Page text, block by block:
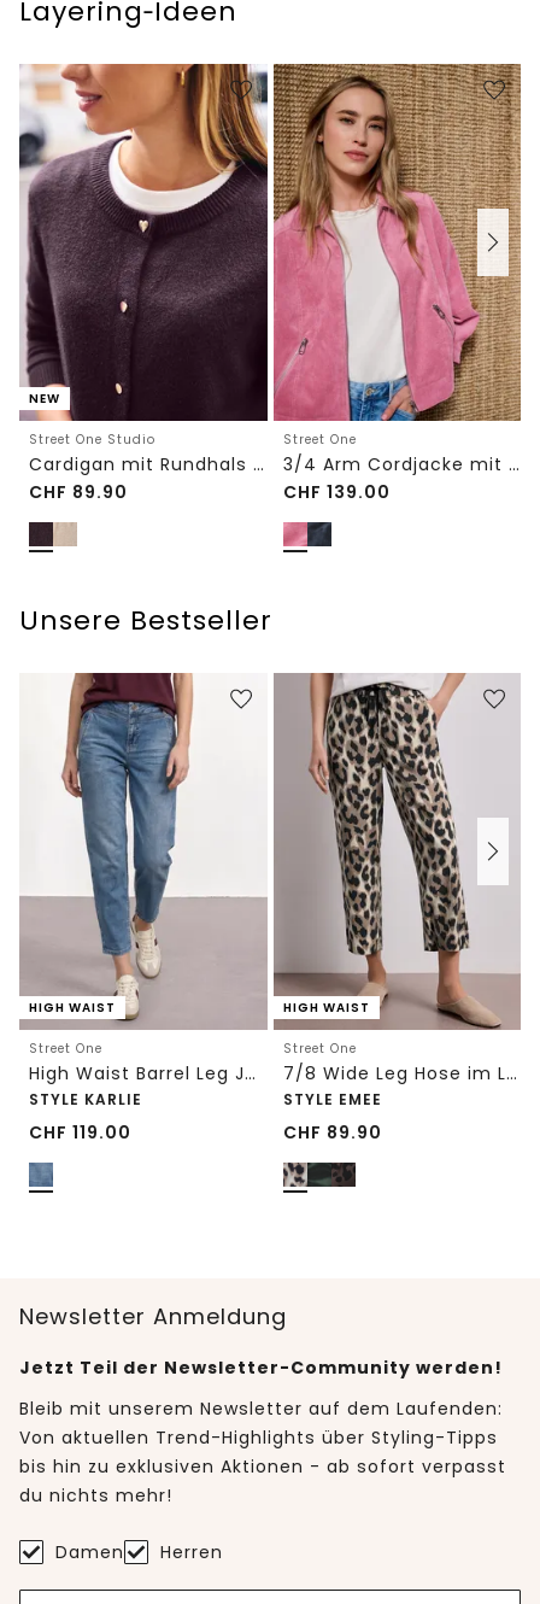
Layering‑Ideen
NEW
Street One Studio
Cardigan mit Rundhals und Knöpfen
CHF 89.90
Street One
3/4 Arm Cordjacke mit Hemdkragen
CHF 139.00
Unsere Bestseller
HIGH WAIST
Street One
High Waist Barrel Leg Jeans im Loose Fit
STYLE KARLIE
CHF 119.00
HIGH WAIST
Street One
7/8 Wide Leg Hose im Loose Fit mit Print
STYLE EMEE
CHF 89.90
Newsletter Anmeldung
Jetzt Teil der Newsletter-Community werden!
Bleib mit unserem Newsletter auf dem Laufenden:
Von aktuellen Trend-Highlights über Styling-Tipps
bis hin zu exklusiven Aktionen - ab sofort verpasst
du nichts mehr!
Damen Herren